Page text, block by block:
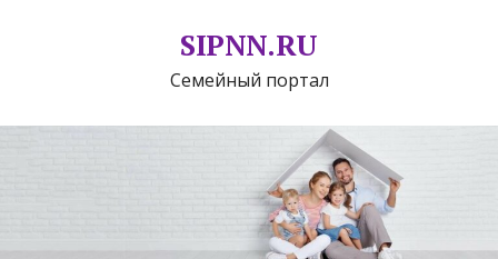
SIPNN.RU
Семейный портал